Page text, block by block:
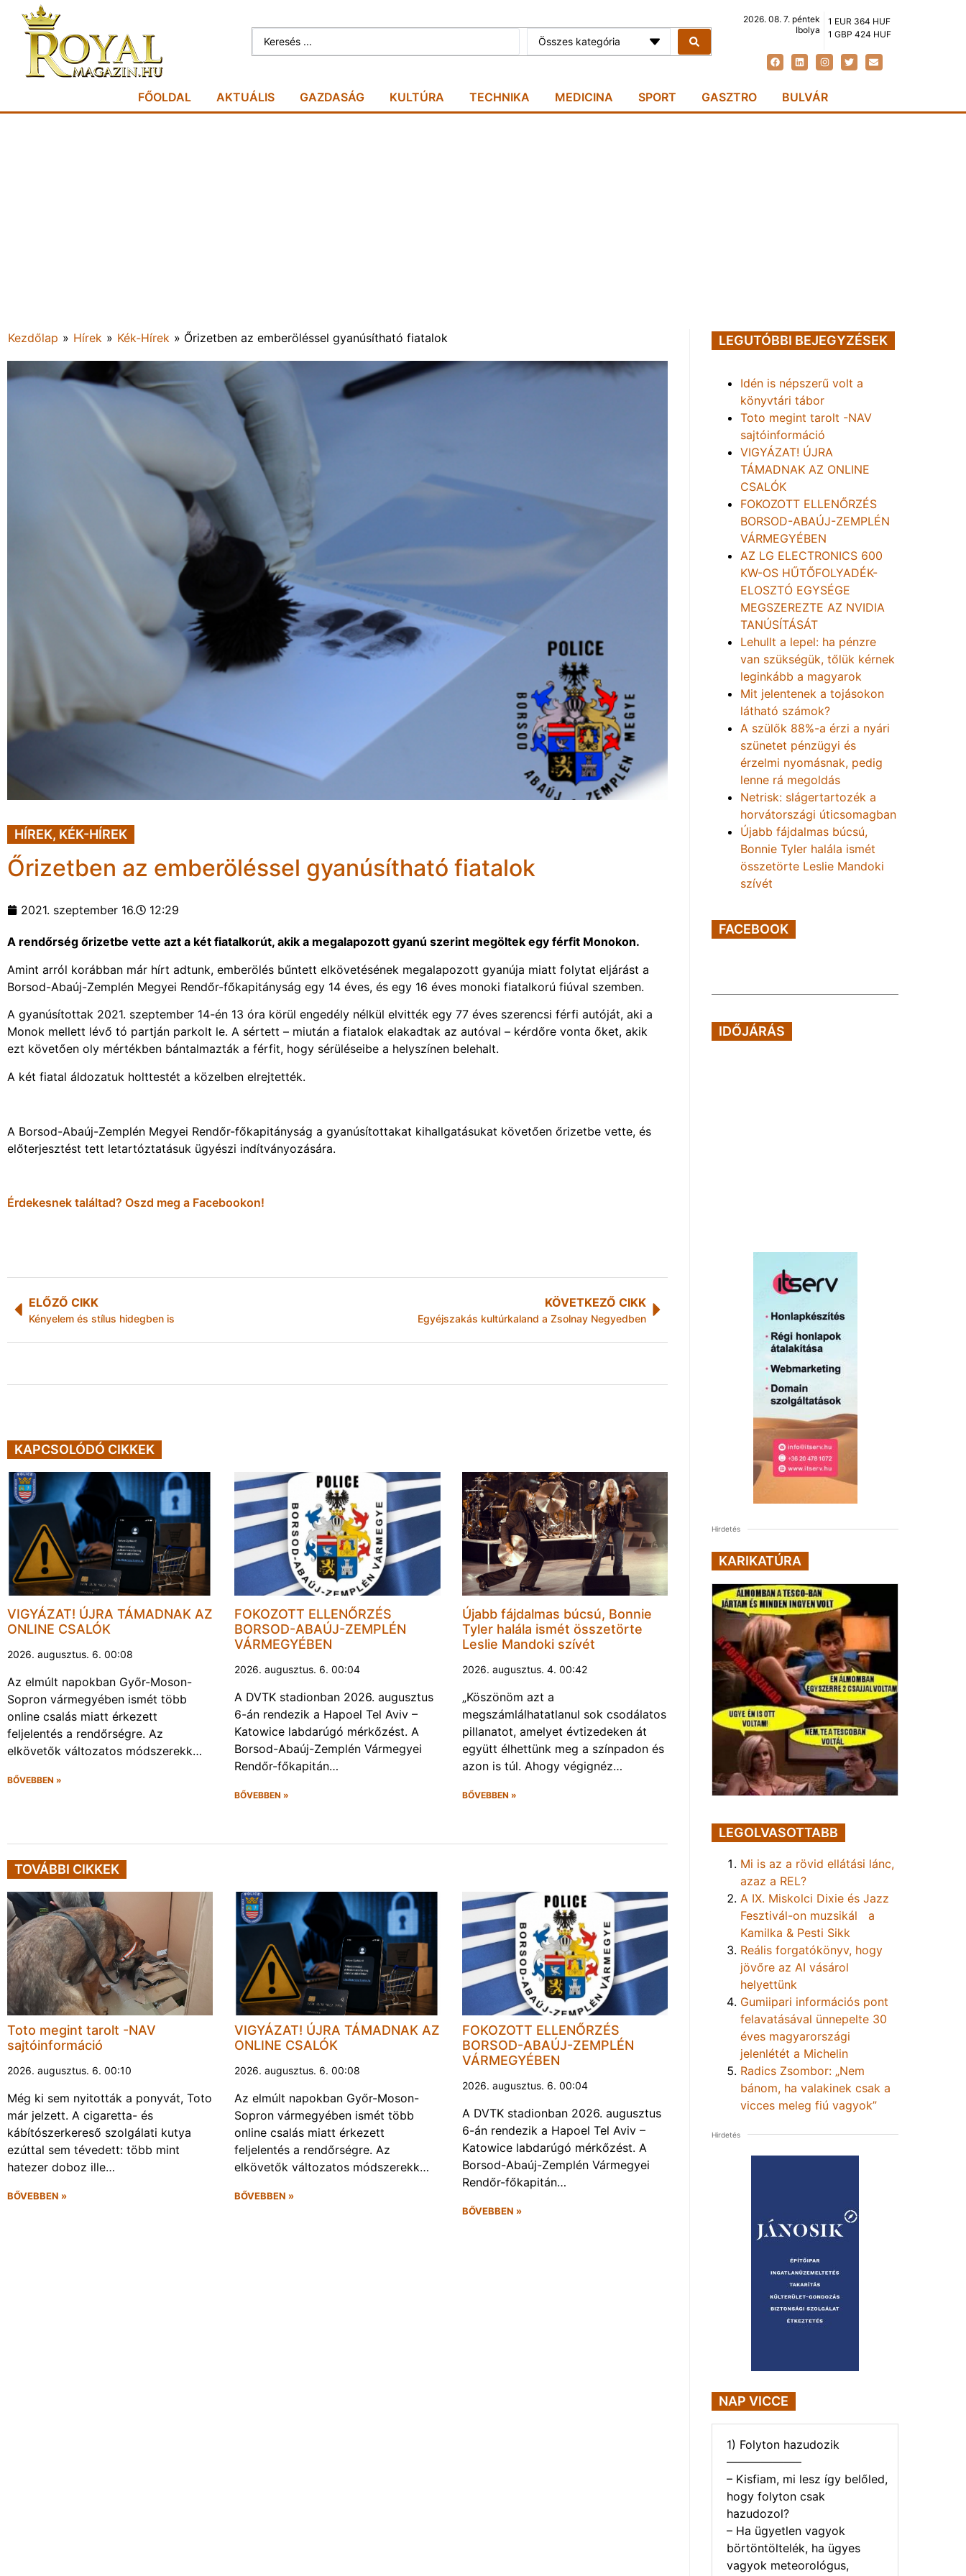
Összes kategória
2026. 08. 7. péntek
Ibolya
1 EUR 364 HUF
1 GBP 424 HUF
FŐOLDAL AKTUÁLIS GAZDASÁG KULTÚRA TECHNIKA MEDICINA SPORT GASZTRO BULVÁR
Kezdőlap » Hírek » Kék-Hírek » Őrizetben az emberöléssel gyanúsítható fiatalok
HÍREK, KÉK-HÍREK
Őrizetben az emberöléssel gyanúsítható fiatalok
2021. szeptember 16. 12:29
A rendőrség őrizetbe vette azt a két fiatalkorút, akik a megalapozott gyanú szerint megöltek egy férfit Monokon.
Amint arról korábban már hírt adtunk, emberölés bűntett elkövetésének megalapozott gyanúja miatt folytat eljárást a
Borsod-Abaúj-Zemplén Megyei Rendőr-főkapitányság egy 14 éves, és egy 16 éves monoki fiatalkorú fiúval szemben.
A gyanúsítottak 2021. szeptember 14-én 13 óra körül engedély nélkül elvitték egy 77 éves szerencsi férfi autóját, aki a
Monok mellett lévő tó partján parkolt le. A sértett – miután a fiatalok elakadtak az autóval – kérdőre vonta őket, akik
ezt követően oly mértékben bántalmazták a férfit, hogy sérüléseibe a helyszínen belehalt.
A két fiatal áldozatuk holttestét a közelben elrejtették.
A Borsod-Abaúj-Zemplén Megyei Rendőr-főkapitányság a gyanúsítottakat kihallgatásukat követően őrizetbe vette, és
előterjesztést tett letartóztatásuk ügyészi indítványozására.
Érdekesnek találtad? Oszd meg a Facebookon!
ELŐZŐ CIKK
Kényelem és stílus hidegben is
KÖVETKEZŐ CIKK
Egyéjszakás kultúrkaland a Zsolnay Negyedben
KAPCSOLÓDÓ CIKKEK
VIGYÁZAT! ÚJRA TÁMADNAK AZ
ONLINE CSALÓK
2026. augusztus. 6. 00:08
Az elmúlt napokban Győr-Moson-
Sopron vármegyében ismét több
online csalás miatt érkezett
feljelentés a rendőrségre. Az
elkövetők változatos módszerekk…
BŐVEBBEN »
FOKOZOTT ELLENŐRZÉS
BORSOD-ABAÚJ-ZEMPLÉN
VÁRMEGYÉBEN
2026. augusztus. 6. 00:04
A DVTK stadionban 2026. augusztus
6-án rendezik a Hapoel Tel Aviv –
Katowice labdarúgó mérkőzést. A
Borsod-Abaúj-Zemplén Vármegyei
Rendőr-főkapitán…
BŐVEBBEN »
Újabb fájdalmas búcsú, Bonnie
Tyler halála ismét összetörte
Leslie Mandoki szívét
2026. augusztus. 4. 00:42
„Köszönöm azt a
megszámlálhatatlanul sok csodálatos
pillanatot, amelyet évtizedeken át
együtt élhettünk meg a színpadon és
azon is túl. Ahogy végignéz…
BŐVEBBEN »
TOVÁBBI CIKKEK
Toto megint tarolt -NAV
sajtóinformáció
2026. augusztus. 6. 00:10
Még ki sem nyitották a ponyvát, Toto
már jelzett. A cigaretta- és
kábítószerkereső szolgálati kutya
ezúttal sem tévedett: több mint
hatezer doboz ille…
BŐVEBBEN »
VIGYÁZAT! ÚJRA TÁMADNAK AZ
ONLINE CSALÓK
2026. augusztus. 6. 00:08
Az elmúlt napokban Győr-Moson-
Sopron vármegyében ismét több
online csalás miatt érkezett
feljelentés a rendőrségre. Az
elkövetők változatos módszerekk…
BŐVEBBEN »
FOKOZOTT ELLENŐRZÉS
BORSOD-ABAÚJ-ZEMPLÉN
VÁRMEGYÉBEN
2026. augusztus. 6. 00:04
A DVTK stadionban 2026. augusztus
6-án rendezik a Hapoel Tel Aviv –
Katowice labdarúgó mérkőzést. A
Borsod-Abaúj-Zemplén Vármegyei
Rendőr-főkapitán…
BŐVEBBEN »
LEGUTÓBBI BEJEGYZÉSEK
Idén is népszerű volt a
könyvtári tábor
Toto megint tarolt -NAV
sajtóinformáció
VIGYÁZAT! ÚJRA
TÁMADNAK AZ ONLINE
CSALÓK
FOKOZOTT ELLENŐRZÉS
BORSOD-ABAÚJ-ZEMPLÉN
VÁRMEGYÉBEN
AZ LG ELECTRONICS 600
KW-OS HŰTŐFOLYADÉK-
ELOSZTÓ EGYSÉGE
MEGSZEREZTE AZ NVIDIA
TANÚSÍTÁSÁT
Lehullt a lepel: ha pénzre
van szükségük, tőlük kérnek
leginkább a magyarok
Mit jelentenek a tojásokon
látható számok?
A szülők 88%-a érzi a nyári
szünetet pénzügyi és
érzelmi nyomásnak, pedig
lenne rá megoldás
Netrisk: slágertartozék a
horvátországi úticsomagban
Újabb fájdalmas búcsú,
Bonnie Tyler halála ismét
összetörte Leslie Mandoki
szívét
FACEBOOK
IDŐJÁRÁS
Hirdetés
KARIKATÚRA
LEGOLVASOTTABB
Mi is az a rövid ellátási lánc,
azaz a REL?
A IX. Miskolci Dixie és Jazz
Fesztivál-on muzsikál a
Kamilka & Pesti Sikk
Reális forgatókönyv, hogy
jövőre az AI vásárol
helyettünk
Gumiipari információs pont
felavatásával ünnepelte 30
éves magyarországi
jelenlétét a Michelin
Radics Zsombor: „Nem
bánom, ha valakinek csak a
vicces meleg fiú vagyok”
Hirdetés
NAP VICCE
1) Folyton hazudozik
——————–
– Kisfiam, mi lesz így belőled,
hogy folyton csak
hazudozol?
– Ha ügyetlen vagyok
börtöntöltelék, ha ügyes
vagyok meteorológus,